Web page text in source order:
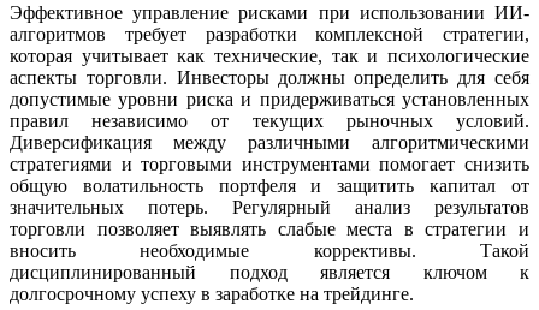
Эффективное управление рисками при использовании ИИ-
алгоритмов требует разработки комплексной стратегии,
которая учитывает как технические, так и психологические
аспекты торговли. Инвесторы должны определить для себя
допустимые уровни риска и придерживаться установленных
правил независимо от текущих рыночных условий.
Диверсификация между различными алгоритмическими
стратегиями и торговыми инструментами помогает снизить
общую волатильность портфеля и защитить капитал от
значительных потерь. Регулярный анализ результатов
торговли позволяет выявлять слабые места в стратегии и
вносить необходимые коррективы. Такой
дисциплинированный подход является ключом к
долгосрочному успеху в заработке на трейдинге.